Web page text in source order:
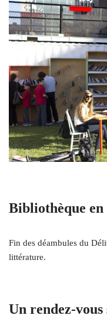
Bibliothèque
Fin des déambules du
littérature.
Un rendez-vous